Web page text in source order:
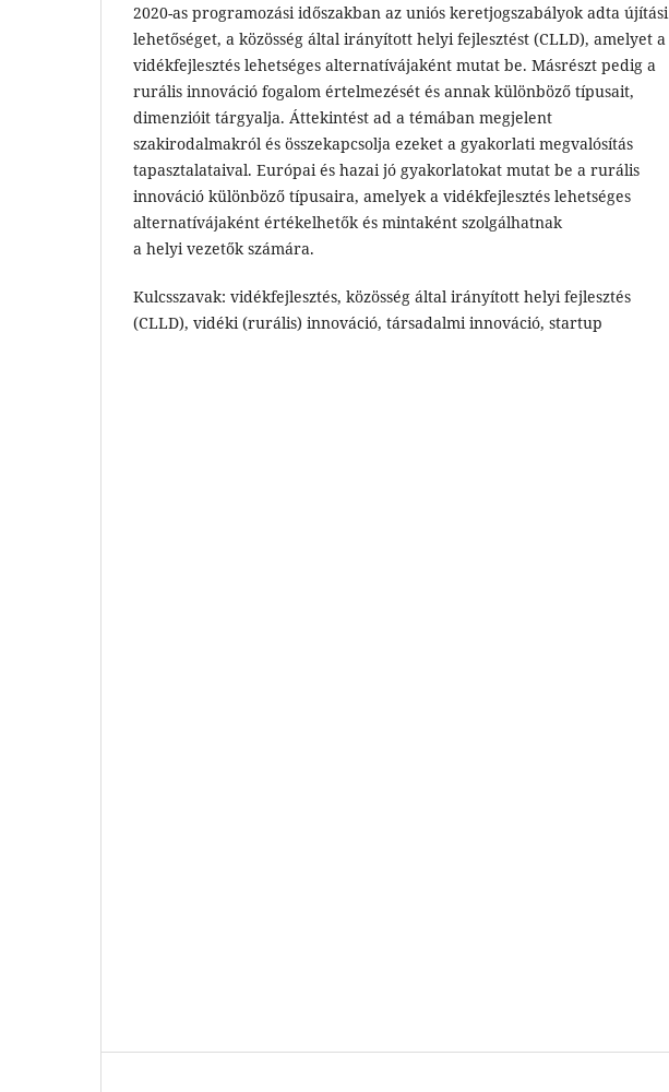
2020-as programozási időszakban az uniós keretjogszabályok adta újítási
lehetőséget, a közösség által irányított helyi fejlesztést (CLLD), amelyet a
vidékfejlesztés lehetséges alternatívájaként mutat be. Másrészt pedig a
rurális innováció fogalom értelmezését és annak különböző típusait,
dimenzióit tárgyalja. Áttekintést ad a témában megjelent
szakirodalmakról és összekapcsolja ezeket a gyakorlati megvalósítás
tapasztalataival. Európai és hazai jó gyakorlatokat mutat be a rurális
innováció különböző típusaira, amelyek a vidékfejlesztés lehetséges
alternatívájaként értékelhetők és mintaként szolgálhatnak
a helyi vezetők számára.
Kulcsszavak: vidékfejlesztés, közösség által irányított helyi fejlesztés
(CLLD), vidéki (rurális) innováció, társadalmi innováció, startup